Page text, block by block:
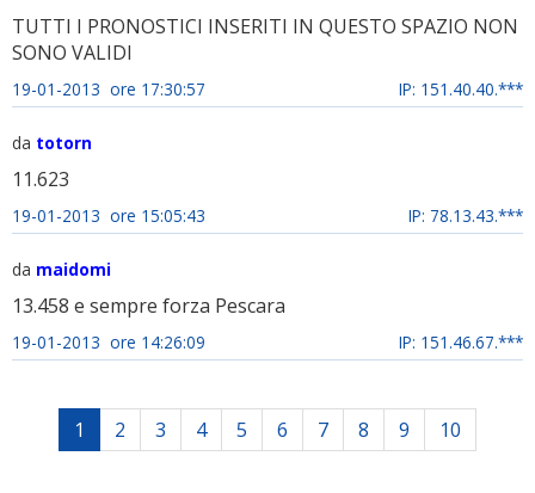
TUTTI I PRONOSTICI INSERITI IN QUESTO SPAZIO NON
SONO VALIDI
19-01-2013 ore 17:30:57 IP: 151.40.40.***
da totorn
11.623
19-01-2013 ore 15:05:43 IP: 78.13.43.***
da maidomi
13.458 e sempre forza Pescara
19-01-2013 ore 14:26:09 IP: 151.46.67.***
1 2 3 4 5 6 7 8 9 10